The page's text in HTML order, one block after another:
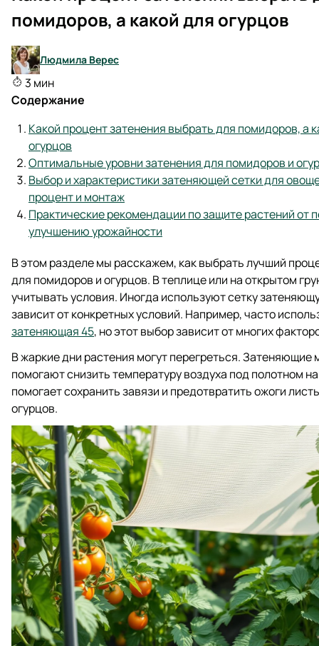
помидоров, а какой для огурцов
Людмила Верес
3 мин
Содержание
Какой процент затенения выбрать для помидоров, а
огурцов
Оптимальные уровни затенения для помидоров и
Выбор и характеристики затеняющей сетки для
процент и монтаж
Практические рекомендации по защите растений от
улучшению урожайности
В этом разделе мы расскажем, как выбрать лучший
для помидоров и огурцов. В теплице или на открытом
учитывать условия. Иногда используют сетку
зависит от конкретных условий. Например, часто
затеняющая 45, но этот выбор зависит от многих
В жаркие дни растения могут перегреться. Затеняющие
помогают снизить температуру воздуха под полотном на
помогает сохранить завязи и предотвратить ожоги
огурцов.